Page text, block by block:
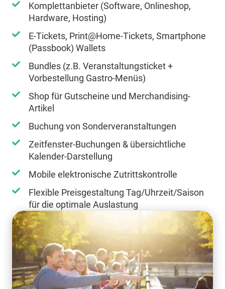
Komplettanbieter (Software, Onlineshop,
Hardware, Hosting)
E-Tickets, Print@Home-Tickets, Smartphone
(Passbook) Wallets
Bundles (z.B. Veranstaltungsticket +
Vorbestellung Gastro-Menüs)
Shop für Gutscheine und Merchandising-
Artikel
Buchung von Sonderveranstaltungen
Zeitfenster-Buchungen & übersichtliche
Kalender-Darstellung
Mobile elektronische Zutrittskontrolle
Flexible Preisgestaltung Tag/Uhrzeit/Saison
für die optimale Auslastung